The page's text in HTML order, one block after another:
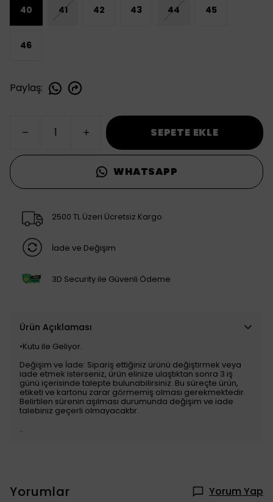
40 41 42 43 44 45
46
Paylaş:
SEPETE EKLE
WHATSAPP
2500 TL Üzeri Ücretsiz Kargo
İade ve Değişim
3D Security ile Güvenli Ödeme
Ürün Açıklaması
•Kutu ile Geliyor.
Değişim ve İade: Sipariş ettiğiniz ürünü değiştirmek veya
iade etmek isterseniz, ürün elinize ulaştıktan sonra 3 iş
günü içerisinde talepte bulunabilirsiniz. Bu süreçte ürün,
etiketi ve kartonu zarar görmemiş olması gerekmektedir.
Belirtilen sürenin aşılması durumunda değişim ve iade
talebiniz geçerli olmayacaktır.
..
Yorumlar Yorum Yap